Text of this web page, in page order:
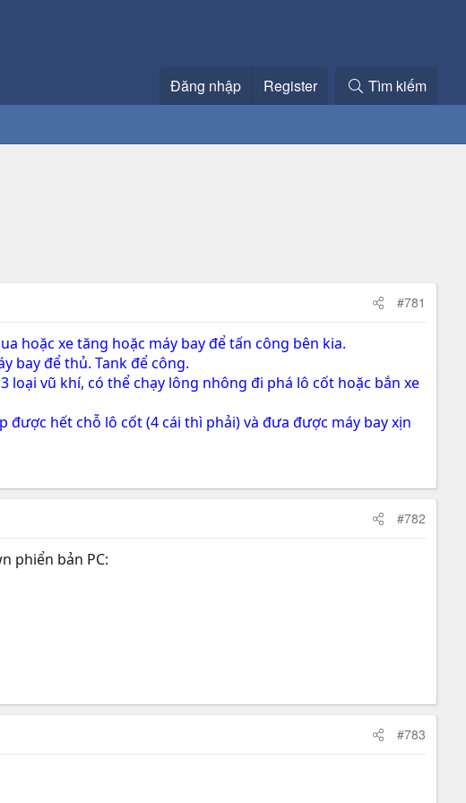
Đăng nhập Register Tìm kiếm
#781
hoặc xe tăng hoặc máy bay để tấn công bên kia.
bay để thủ. Tank để công.
vũ khí, có thể chạy lông nhông đi phá lô cốt hoặc bắn xe
hết chỗ lô cốt (4 cái thì phải) và đưa được máy bay xịn
#782
phiển bản PC:
#783